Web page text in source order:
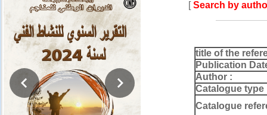
[Search by
title of the
Publication
Author :
Catalogue type
Catalogue